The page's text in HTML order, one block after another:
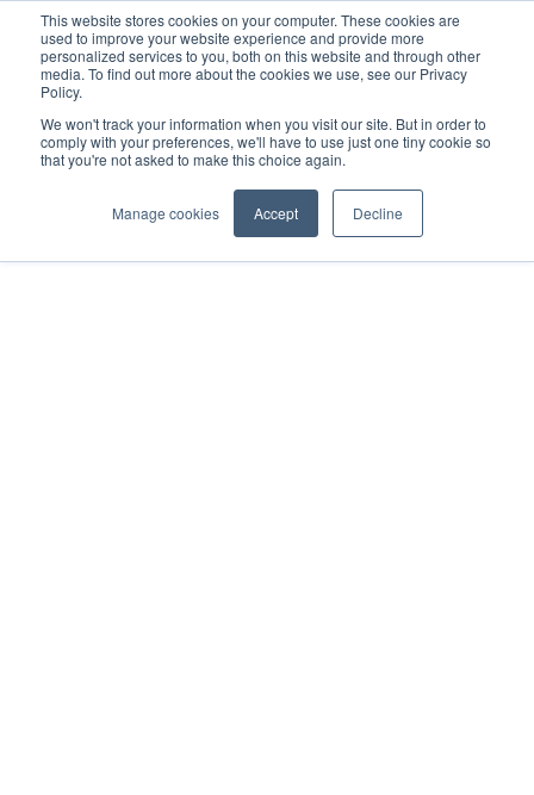
This website stores cookies on your computer. These cookies are
used to improve your website experience and provide more
personalized services to you, both on this website and through other
media. To find out more about the cookies we use, see our Privacy
Policy.
We won't track your information when you visit our site. But in order to
comply with your preferences, we'll have to use just one tiny cookie so
that you're not asked to make this choice again.
Manage cookies Accept Decline